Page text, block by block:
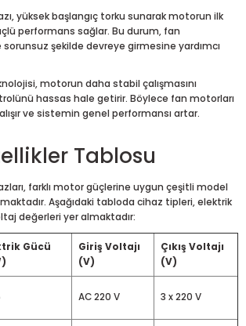
yüksek başlangıç torku sunarak motorun ilk
performans sağlar. Bu durum, fan
sorunsuz şekilde devreye girmesine yardımcı
motorun daha stabil çalışmasını
hassas hale getirir. Böylece fan motorları
ve sistemin genel performansı artar.
Tablosu
farklı motor güçlerine uygun çeşitli model
Aşağıdaki tabloda cihaz tipleri, elektrik
değerleri yer almaktadır:
Gücü
Giriş Voltajı
(V)
Çıkış Voltajı
(V)
AC 220 V 3 x 220 V